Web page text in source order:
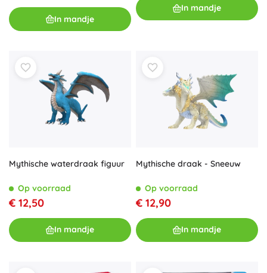
In mandje
In mandje
Mythische waterdraak figuur
Op voorraad
€ 12,50
In mandje
Mythische draak - Sneeuw
Op voorraad
€ 12,90
In mandje